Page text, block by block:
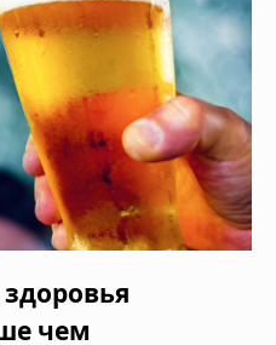
чем